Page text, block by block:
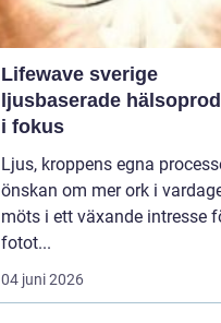
Lifewave sverige
ljusbaserade
i fokus
Ljus, kroppens egna
önskan om mer ork i
möts i ett växande intresse
fotot...
04 juni 2026